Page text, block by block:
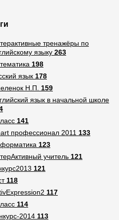
тренажёры по
языку 263
198
язык 178
Н.П.
159
язык в начальной школе
141
профессионал 2011 133
123
учитель 121
121
118
117
114
2014 113